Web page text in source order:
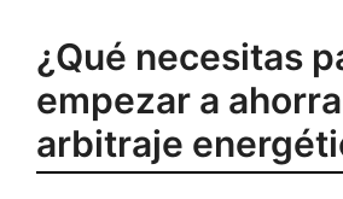
¿Qué necesitas
empezar a
arbitraje